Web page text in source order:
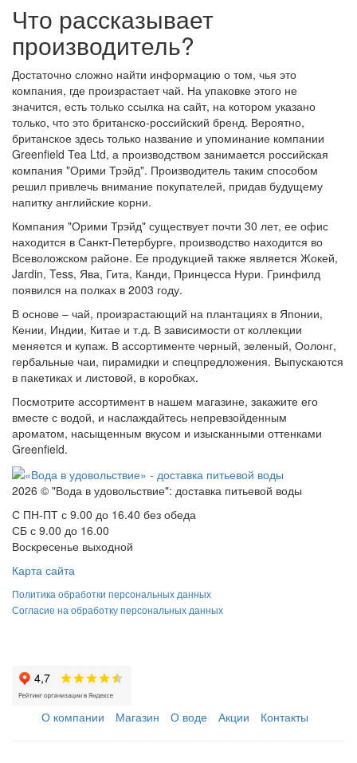
Что рассказывает
производитель?
Достаточно сложно найти информацию о том, чья это
компания, где произрастает чай. На упаковке этого не
значится, есть только ссылка на сайт, на котором указано
только, что это британско-российский бренд. Вероятно,
британское здесь только название и упоминание компании
Greenfield Tea Ltd, а производством занимается российская
компания "Орими Трэйд". Производитель таким способом
решил привлечь внимание покупателей, придав будущему
напитку английские корни.
Компания "Орими Трэйд" существует почти 30 лет, ее офис
находится в Санкт-Петербурге, производство находится во
Всеволожском районе. Ее продукцией также является Жокей,
Jardin, Tess, Ява, Гита, Канди, Принцесса Нури. Гринфилд
появился на полках в 2003 году.
В основе – чай, произрастающий на плантациях в Японии,
Кении, Индии, Китае и т.д. В зависимости от коллекции
меняется и купаж. В ассортименте черный, зеленый, Оолонг,
гербальные чаи, пирамидки и спецпредложения. Выпускаются
в пакетиках и листовой, в коробках.
Посмотрите ассортимент в нашем магазине, закажите его
вместе с водой, и наслаждайтесь непревзойденным
ароматом, насыщенным вкусом и изысканными оттенками
Greenfield.
2026 © "Вода в удовольствие": доставка питьевой воды
С ПН-ПТ с 9.00 до 16.40 без обеда
СБ с 9.00 до 16.00
Воскресенье выходной
Карта сайта
Политика обработки персональных данных
Согласие на обработку персональных данных
О компании Магазин О воде Акции Контакты